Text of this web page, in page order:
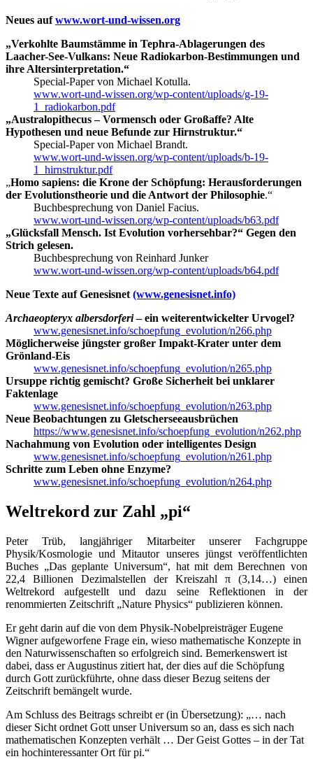
Neues aufwww.wort-und-wissen.org
„Verkohlte Baumstämme in Tephra-Ablagerungen des
Laacher-See-Vulkans: Neue Radiokarbon-Bestimmungen und
ihre Altersinterpretation.“
Special-Paper von Michael Kotulla.
www.wort-und-wissen.org/wp-content/uploads/g-19-
1_radiokarbon.pdf
„Australopithecus – Vormensch oder Großaffe? Alte
Hypothesen und neue Befunde zur Hirnstruktur.“
Special-Paper von Michael Brandt.
www.wort-und-wissen.org/wp-content/uploads/b-19-
1_hirnstruktur.pdf
„Homo sapiens: die Krone der Schöpfung: Herausforderungen
der Evolutionstheorie und die Antwort der Philosophie.“
Buchbesprechung von Daniel Facius.
www.wort-und-wissen.org/wp-content/uploads/b63.pdf
„Glücksfall Mensch. Ist Evolution vorhersehbar?“ Gegen den
Strich gelesen.
Buchbesprechung von Reinhard Junker
www.wort-und-wissen.org/wp-content/uploads/b64.pdf
Neue Texte auf Genesisnet (www.genesisnet.info)
Archaeopteryx albersdorferi– ein weiterentwickelter Urvogel?
www.genesisnet.info/schoepfung_evolution/n266.php
Möglicherweise jüngster großer Impakt-Krater unter dem
Grönland-Eis
www.genesisnet.info/schoepfung_evolution/n265.php
Ursuppe richtig gemischt? Große Sicherheit bei unklarer
Faktenlage
www.genesisnet.info/schoepfung_evolution/n263.php
Neue Beobachtungen zu Gletscherseeausbrüchen
https://www.genesisnet.info/schoepfung_evolution/n262.php
Nachahmung von Evolution oder intelligentes Design
www.genesisnet.info/schoepfung_evolution/n261.php
Schritte zum Leben ohne Enzyme?
www.genesisnet.info/schoepfung_evolution/n264.php
Weltrekord zur Zahl „pi“
Peter Trüb, langjähriger Mitarbeiter unserer Fachgruppe
Physik/Kosmologie und Mitautor unseres jüngst veröffentlichten
Buches „Das geplante Universum“, hat mit dem Berechnen von
22,4 Billionen Dezimalstellen der Kreiszahl π (3,14…) einen
Weltrekord aufgestellt und dazu seine Reflektionen in der
renommierten Zeitschrift „Nature Physics“ publizieren können.
Er geht darin auf die von dem Physik-Nobelpreisträger Eugene
Wigner aufgeworfene Frage ein, wieso mathematische Konzepte in
den Naturwissenschaften so erfolgreich sind. Bemerkenswert ist
dabei, dass er Augustinus zitiert hat, der dies auf die Schöpfung
durch Gott zurückführte, ohne dass dieser Bezug seitens der
Zeitschrift bemängelt wurde.
Am Schluss des Beitrags schreibt er (in Übersetzung): „… nach
dieser Sicht ordnet Gott unser Universum so an, dass es sich nach
mathematischen Konzepten verhält … Der Geist Gottes – in der Tat
ein hochinteressanter Ort für pi.“